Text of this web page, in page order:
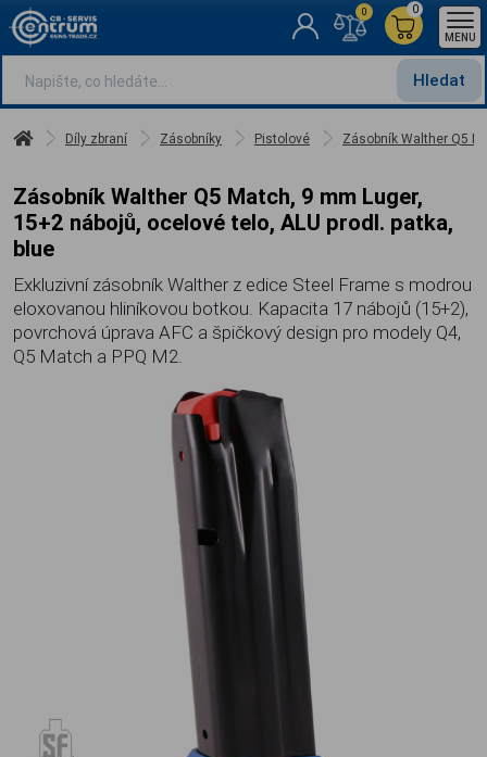
Hledat
0
0
MENU
Díly zbraní Zásobníky Pistolové Zásobník Walther Q5
Zásobník Walther Q5 Match, 9 mm Luger,
15+2 nábojů, ocelové telo, ALU prodl. patka,
blue
Exkluzivní zásobník Walther z edice Steel Frame s modrou
eloxovanou hliníkovou botkou. Kapacita 17 nábojů (15+2),
povrchová úprava AFC a špičkový design pro modely Q4,
Q5 Match a PPQ M2.